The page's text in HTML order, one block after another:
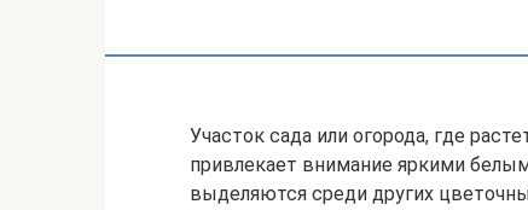
Участок сада или огорода, где
привлекает внимание яркими
выделяются среди других